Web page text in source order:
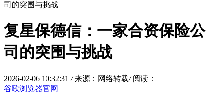
司的突围与挑战
复星保德信：一家合资保险公
司的突围与挑战
2026-02-06 10:32:31 / 来源：网络转载/ 阅读：
谷歌浏览器官网